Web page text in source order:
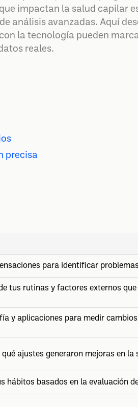
impactan la salud capilar
análisis avanzadas. Aquí
la tecnología pueden
reales.
precisa
para identificar
tus rutinas y factores externos
y aplicaciones para medir
ajustes generaron mejoras en la
hábitos basados en la evaluación